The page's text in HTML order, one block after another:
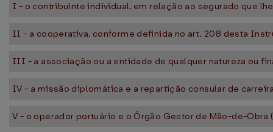
I - o contribuinte individual, em relação ao segurado que
II - a cooperativa, conforme definida no art. 208 desta
III - a associação ou a entidade de qualquer natureza ou
IV - a missão diplomática e a repartição consular de
V - o operador portuário e o Órgão Gestor de Mão-de-Obra